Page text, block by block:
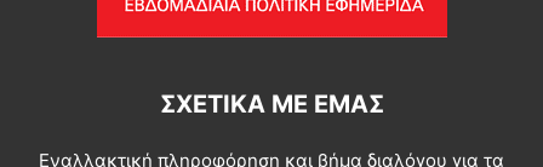
ΣΧΕΤΙΚΆ ΜΕ ΕΜΆΣ
Εναλλακτική πληροφόρηση και βήμα διαλόγου για τα